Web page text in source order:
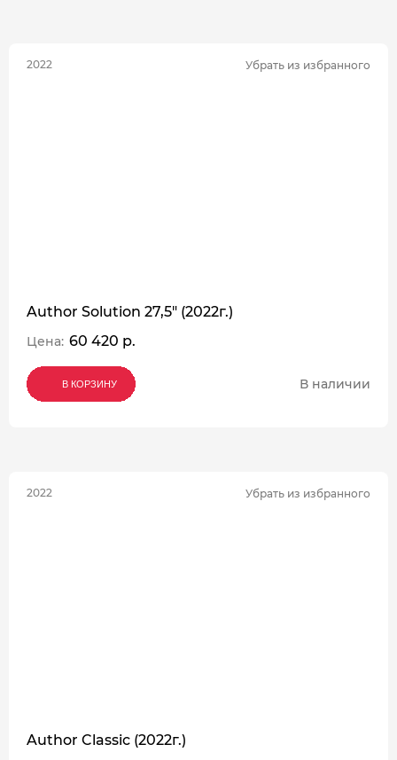
2022 Убрать из избранного
Author Solution 27,5" (2022г.)
Цена: 60 420 р.
В КОРЗИНУ
В КОРЗИНУ
В КОРЗИНУ В наличии
2022 Убрать из избранного
Author Classic (2022г.)